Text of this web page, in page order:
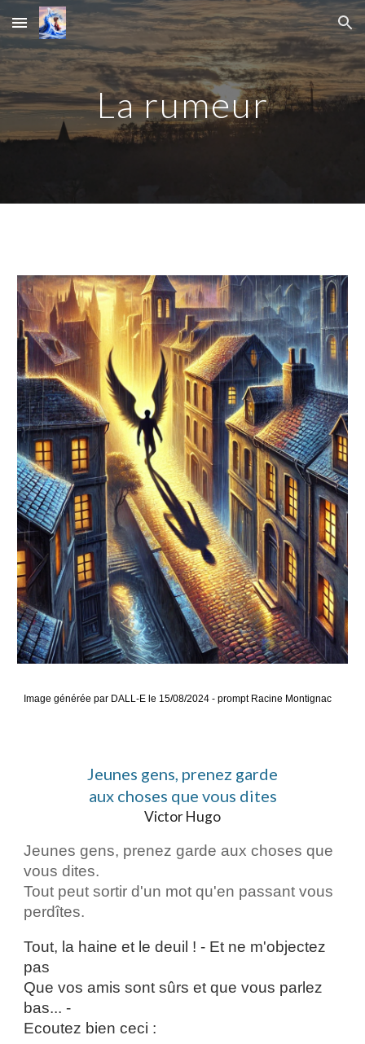
Skip to main content Skip to navigation
La rumeur
Image générée par DALL-E le 15/08/2024 - prompt Racine Montignac
Jeunes gens, prenez garde
aux choses que vous dites
Victor Hugo
Jeunes gens, prenez garde aux choses que
vous dites.
Tout peut sortir d'un mot qu'en passant vous
perdîtes.
Tout, la haine et le deuil ! - Et ne m'objectez
pas
Que vos amis sont sûrs et que vous parlez
bas... -
Ecoutez bien ceci :